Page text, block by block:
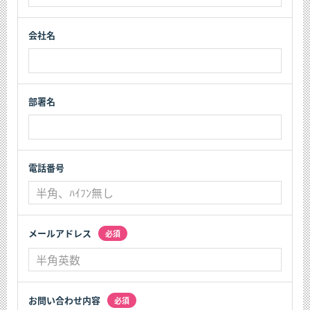
会社名
部署名
電話番号
メールアドレス 必須
お問い合わせ内容 必須